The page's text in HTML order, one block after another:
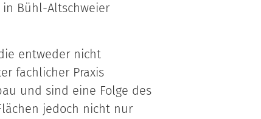
in Bühl-Altschweier
entweder nicht
fachlicher Praxis
und sind eine Folge des
jedoch nicht nur